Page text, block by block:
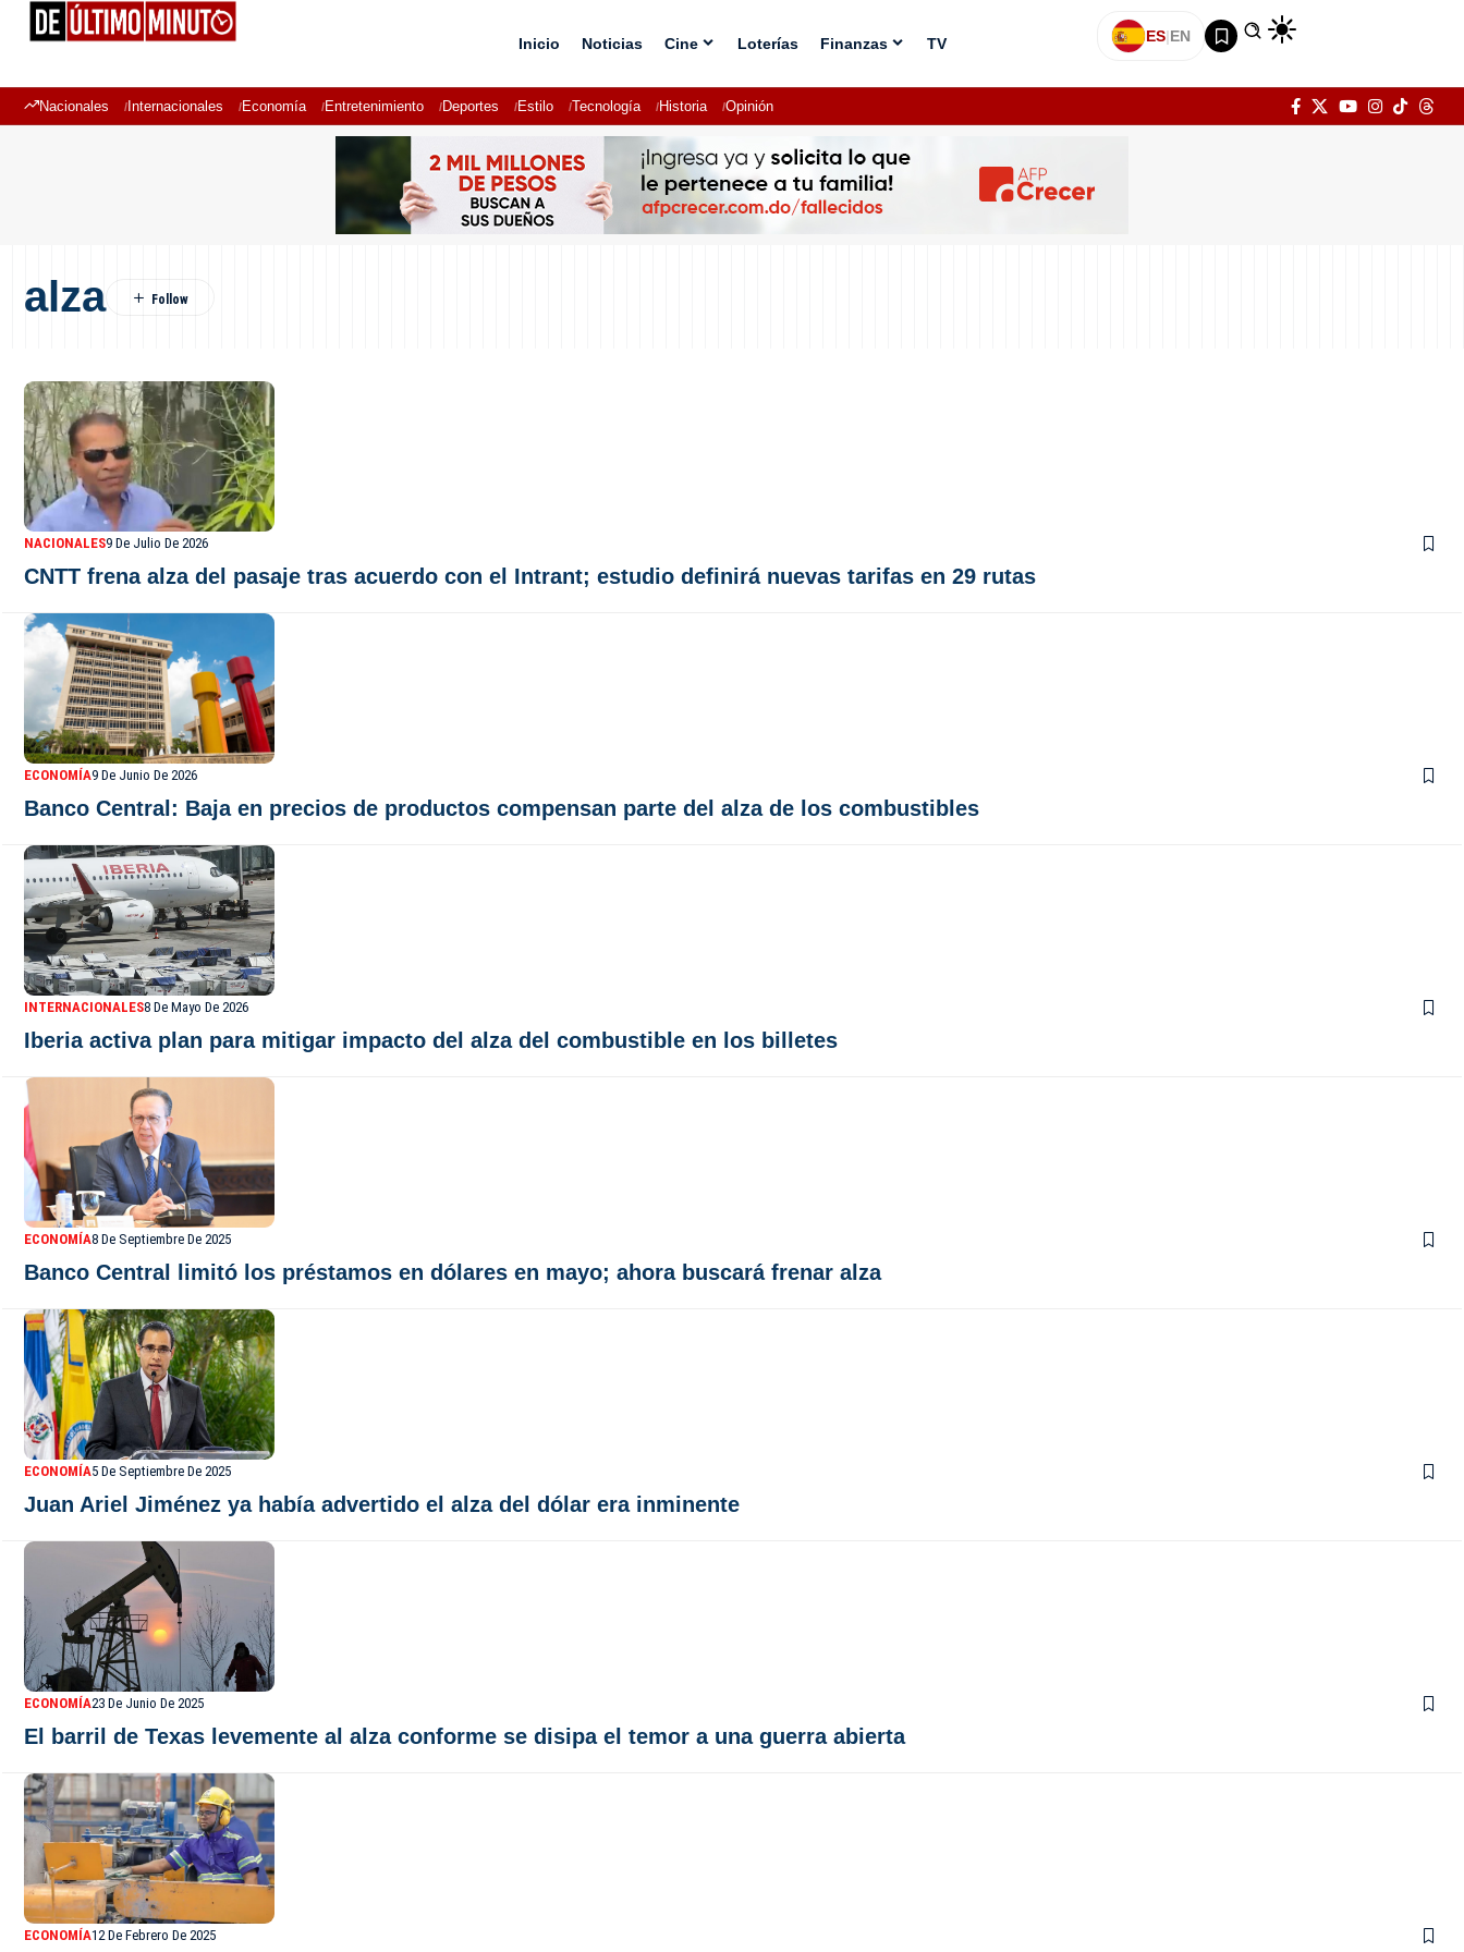
Inicio Noticias Cine Loterías Finanzas TV ES|EN
Nacionales Internacionales Economía Entretenimiento Deportes Estilo Tecnología Historia Opinión
alza
NACIONALES9 De Julio De 2026
CNTT frena alza del pasaje tras acuerdo con el Intrant; estudio definirá nuevas tarifas en 29 rutas
ECONOMÍA9 De Junio De 2026
Banco Central: Baja en precios de productos compensan parte del alza de los combustibles
INTERNACIONALES8 De Mayo De 2026
Iberia activa plan para mitigar impacto del alza del combustible en los billetes
ECONOMÍA8 De Septiembre De 2025
Banco Central limitó los préstamos en dólares en mayo; ahora buscará frenar alza
ECONOMÍA5 De Septiembre De 2025
Juan Ariel Jiménez ya había advertido el alza del dólar era inminente
ECONOMÍA23 De Junio De 2025
El barril de Texas levemente al alza conforme se disipa el temor a una guerra abierta
ECONOMÍA12 De Febrero De 2025